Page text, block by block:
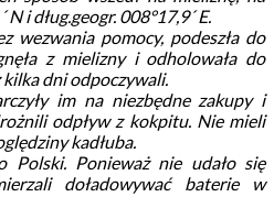
i dług.geogr. 008°17,9´ E.
wezwania pomocy, podeszła do
z mielizny i odholowała do
kilka dni odpoczywali.
im na niezbędne zakupy i
odpływ z kokpitu. Nie mieli
kadłuba.
Polski. Ponieważ nie udało się
doładowywać baterie w